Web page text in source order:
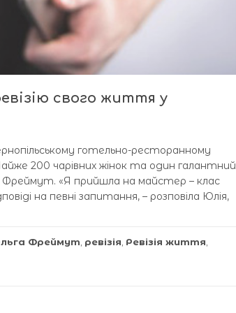
свого життя у
готельно-ресторанному
200 чарівних жінок та один галантний
Фреймут. «Я прийшла на майстер – клас
на певні запитання, – розповіла Юлія,
Фреймут, ревізія, Ревізія життя,